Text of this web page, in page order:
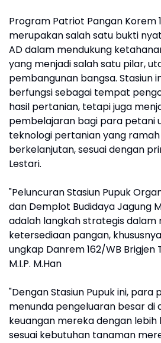
Program Patriot Pangan Korem
merupakan salah satu bukti
AD dalam mendukung
yang menjadi salah satu pilar,
pembangunan bangsa. Stasiun
berfungsi sebagai tempat
hasil pertanian, tetapi juga
pembelajaran bagi para petani
teknologi pertanian yang
berkelanjutan, sesuai dengan
Lestari.
"Peluncuran Stasiun Pupuk
dan Demplot Budidaya Jagung
adalah langkah strategis dalam
ketersediaan pangan,
ungkap Danrem 162/WB Brigjen
M.I.P. M.Han
"Dengan Stasiun Pupuk ini, para
menunda pengeluaran besar di
keuangan mereka dengan
sesuai kebutuhan tanaman